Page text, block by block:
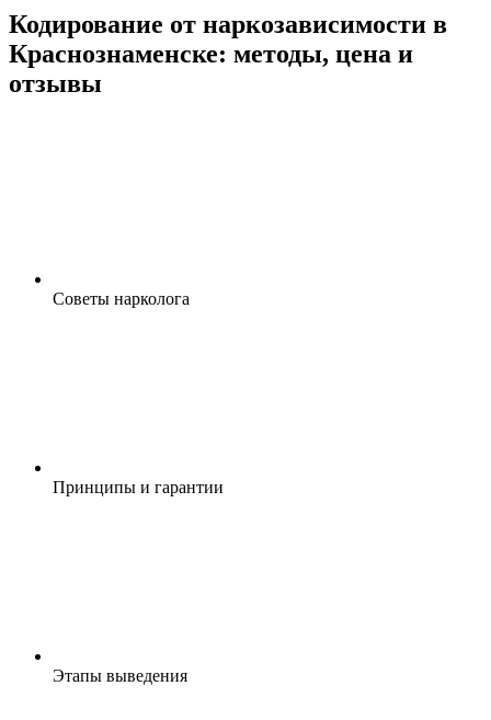
Кодирование от наркозависимости в
Краснознаменске: методы, цена и
отзывы
Cоветы нарколога
Принципы и гарантии
Этапы выведения